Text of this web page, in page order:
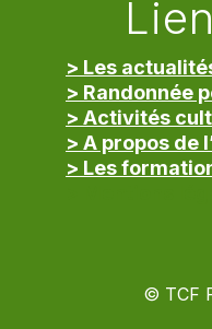
> Les
> Randonnée
> Activités
> A propos de
> Les
© TCF